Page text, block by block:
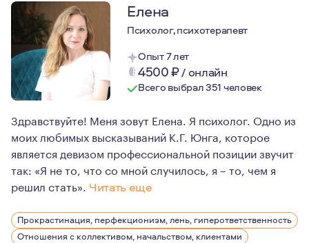
Елена
Психолог, психотерапевт
Опыт 7 лет
4500₽/ онлайн
Всего выбрал 351 человек
Здравствуйте! Меня зовут Елена. Я психолог. Одно из
моих любимых высказываний К.Г. Юнга, которое
является девизом профессиональной позиции звучит
так: «Я не то, что со мной случилось, я – то, чем я
решил стать». Читать еще
Сферой моих профессиональных интересов и целью
Так же в сферу моей деятельности входят:
Прокрастинация, перфекционизм, лень, гиперответственность
Отношения с коллективом, начальством, клиентами